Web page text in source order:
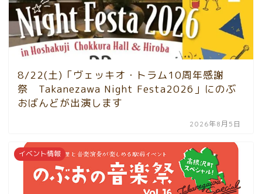
8/22(土)「ヴェッキオ・トラム10周年感謝
祭 Takanezawa Night Festa2026」にのぶ
おばんどが出演します
2026年8月5日
イベント情報